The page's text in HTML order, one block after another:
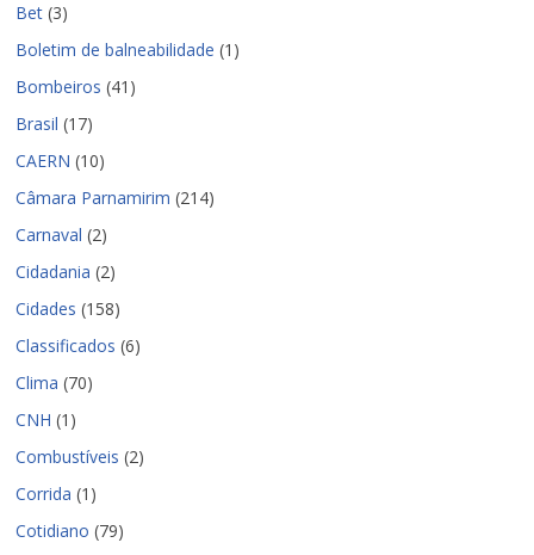
Bet (3)
Boletim de balneabilidade (1)
Bombeiros (41)
Brasil (17)
CAERN (10)
Câmara Parnamirim (214)
Carnaval (2)
Cidadania (2)
Cidades (158)
Classificados (6)
Clima (70)
CNH (1)
Combustíveis (2)
Corrida (1)
Cotidiano (79)